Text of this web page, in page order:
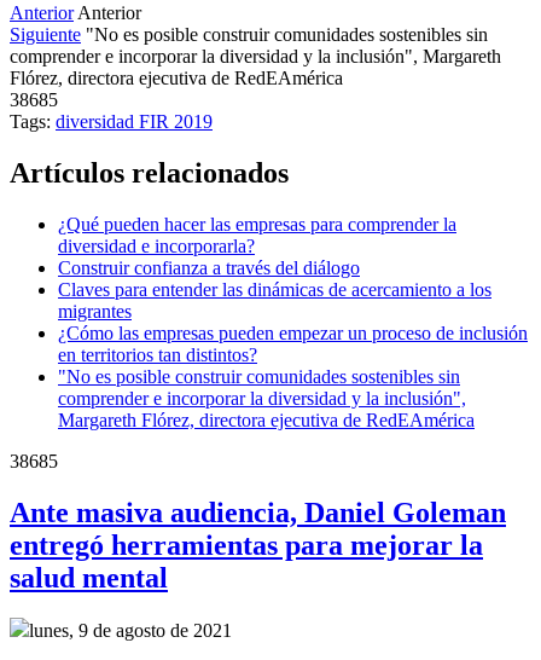
Anterior Anterior
Siguiente "No es posible construir comunidades sostenibles sin
comprender e incorporar la diversidad y la inclusión", Margareth
Flórez, directora ejecutiva de RedEAmérica
38685
Tags: diversidad FIR 2019
Artículos relacionados
¿Qué pueden hacer las empresas para comprender la
diversidad e incorporarla?
Construir confianza a través del diálogo
Claves para entender las dinámicas de acercamiento a los
migrantes
¿Cómo las empresas pueden empezar un proceso de inclusión
en territorios tan distintos?
"No es posible construir comunidades sostenibles sin
comprender e incorporar la diversidad y la inclusión",
Margareth Flórez, directora ejecutiva de RedEAmérica
38685
Ante masiva audiencia, Daniel Goleman
entregó herramientas para mejorar la
salud mental
lunes, 9 de agosto de 2021